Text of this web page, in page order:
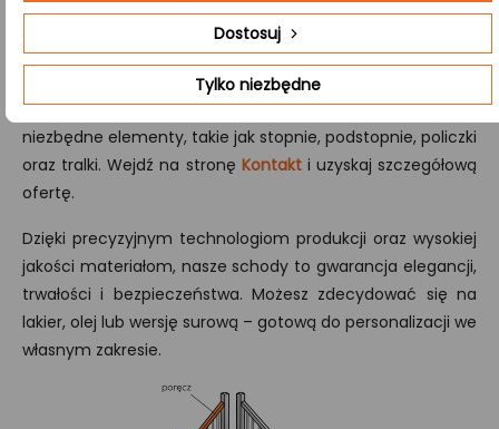
Jeśli poszukujesz producenta, który przygotuje dla Ciebie
kompletny zestaw schodów drewnianych, mamy dla
Ciebie doskonałą ofertę. Oferujemy profesjonalną
wycenę i produkcję schodów, które zawierają wszystkie
niezbędne elementy, takie jak stopnie, podstopnie, policzki
oraz tralki. Wejdź na stronę Kontakti uzyskaj szczegółową
ofertę.
Dzięki precyzyjnym technologiom produkcji oraz wysokiej
jakości materiałom, nasze schody to gwarancja elegancji,
trwałości i bezpieczeństwa. Możesz zdecydować się na
lakier, olej lub wersję surową – gotową do personalizacji we
własnym zakresie.
Tylko niezbędne
Dostosuj